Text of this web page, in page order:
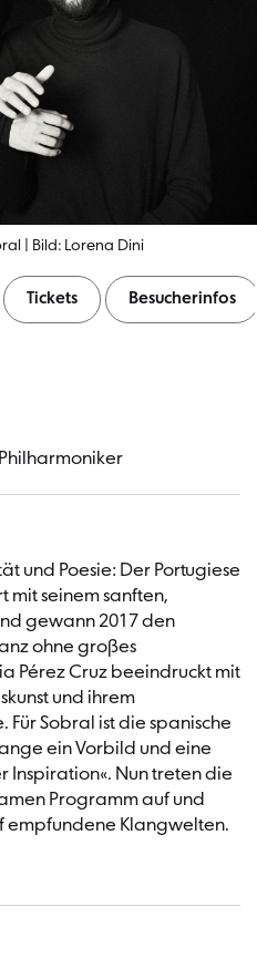
| Bild: Lorena Dini
Tickets Besucherinfos
und Poesie: Der Portugiese
seinem sanften,
gewann 2017 den
ohne großes
Pérez Cruz beeindruckt mit
und ihrem
Sobral ist die spanische
ein Vorbild und eine
Inspiration«. Nun treten die
Programm auf und
empfundene Klangwelten.